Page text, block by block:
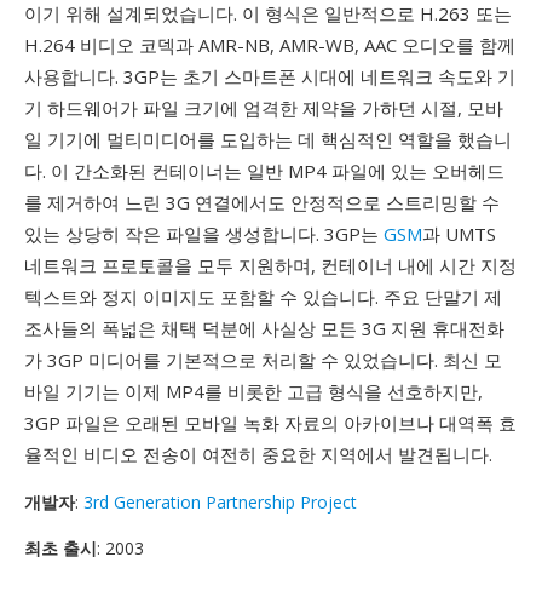
이기 위해 설계되었습니다. 이 형식은 일반적으로 H.263 또는
H.264 비디오 코덱과 AMR-NB, AMR-WB, AAC 오디오를 함께
사용합니다. 3GP는 초기 스마트폰 시대에 네트워크 속도와 기
기 하드웨어가 파일 크기에 엄격한 제약을 가하던 시절, 모바
일 기기에 멀티미디어를 도입하는 데 핵심적인 역할을 했습니
다. 이 간소화된 컨테이너는 일반 MP4 파일에 있는 오버헤드
를 제거하여 느린 3G 연결에서도 안정적으로 스트리밍할 수
있는 상당히 작은 파일을 생성합니다. 3GP는 GSM과 UMTS
네트워크 프로토콜을 모두 지원하며, 컨테이너 내에 시간 지정
텍스트와 정지 이미지도 포함할 수 있습니다. 주요 단말기 제
조사들의 폭넓은 채택 덕분에 사실상 모든 3G 지원 휴대전화
가 3GP 미디어를 기본적으로 처리할 수 있었습니다. 최신 모
바일 기기는 이제 MP4를 비롯한 고급 형식을 선호하지만,
3GP 파일은 오래된 모바일 녹화 자료의 아카이브나 대역폭 효
율적인 비디오 전송이 여전히 중요한 지역에서 발견됩니다.
개발자: 3rd Generation Partnership Project
최초 출시: 2003